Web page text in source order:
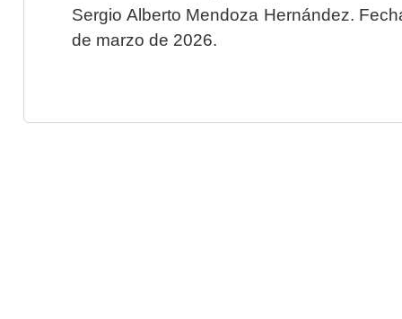
Sergio Alberto Mendoza Hernández.
de marzo de 2026.